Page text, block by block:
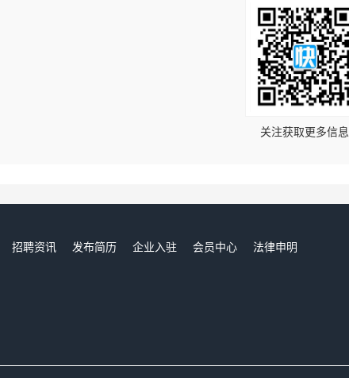
关注获取更多信息
招聘资讯 发布简历 企业入驻 会员中心
法律申明